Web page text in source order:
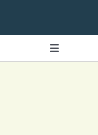
Toggle